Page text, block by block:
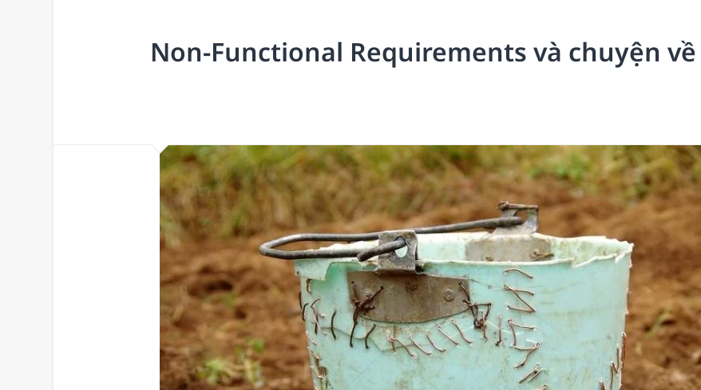
Non-Functional Requirements và chuyện về